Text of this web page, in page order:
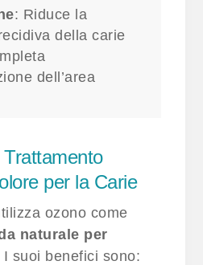
: Riduce la
della carie
dell’area
per la Carie
ozono come
naturale per
I suoi benefici sono: